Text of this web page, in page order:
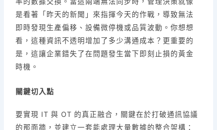
是看著「昨天的新聞」來指揮今天的作戰，導致無法
即時發現生產偏移、設備微停機或品質波動。你想想
看，這種資訊不透明增加了多少溝通成本？更重要的
是，這讓企業錯失了在問題發生當下即刻止損的黃金
時機。
關鍵切入點
要實現 IT 與 OT 的真正融合，關鍵在於打破通訊協議
的那面牆，並建立一套能處理大量數據的整合架構：